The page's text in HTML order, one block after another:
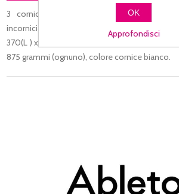
3 cornici con bordo in PVC e vetro di
incorniciare le copertine o i vinili a 33 giri,
370(L ) x 370(A) x 15(P), dimensioni: interne
875 grammi (ognuno), colore cornice bianco.
OK
Approfondisci